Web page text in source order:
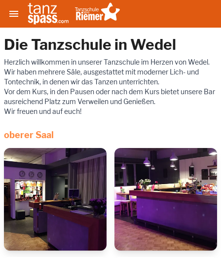

Die Tanzschule in Wedel
Herzlich willkommen in unserer Tanzschule im Herzen von Wedel.
Wir haben mehrere Säle, ausgestattet mit moderner Lich- und
Tontechnik, in denen wir das Tanzen unterrichten.
Vor dem Kurs, in den Pausen oder nach dem Kurs bietet unsere Bar
ausreichend Platz zum Verweilen und Genießen.
Wir freuen und auf euch!
oberer Saal